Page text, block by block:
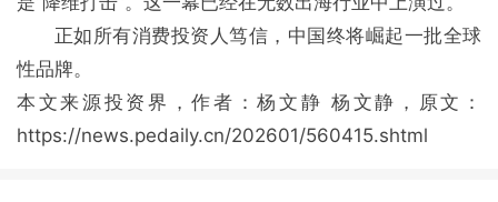
正如所有消费投资人笃信，中国终将崛起一批全球
性品牌。
本文来源投资界，作者：杨文静 杨文静，原文：
https://news.pedaily.cn/202601/560415.shtml